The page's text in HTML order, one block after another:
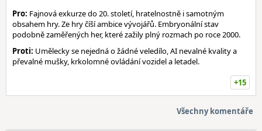
Pro: Fajnová exkurze do 20. století, hratelnostně i samotným
obsahem hry. Ze hry číší ambice vývojářů. Embryonální stav
podobně zaměřených her, které zažily plný rozmach po roce 2000.
Proti: Umělecky se nejedná o žádné veledílo, AI nevalné kvality a
převalné mušky, krkolomné ovládání vozidel a letadel.
+15
Všechny komentáře